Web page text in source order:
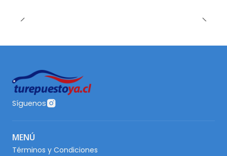
Síguenos
MENÚ
Términos y Condiciones